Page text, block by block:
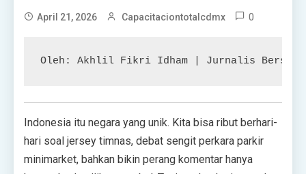
April 21, 2026 Capacitaciontotalcdmx 0
Oleh: Akhlil Fikri Idham | Jurnalis
Indonesia itu negara yang unik. Kita bisa ribut berhari-
hari soal jersey timnas, debat sengit perkara parkir
minimarket, bahkan bikin perang komentar hanya